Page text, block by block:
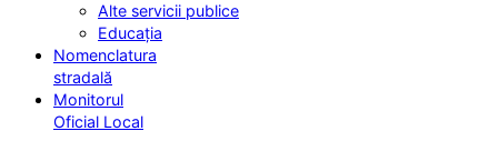
Alte servicii publice
Educația
Nomenclatura
stradală
Monitorul
Oficial Local